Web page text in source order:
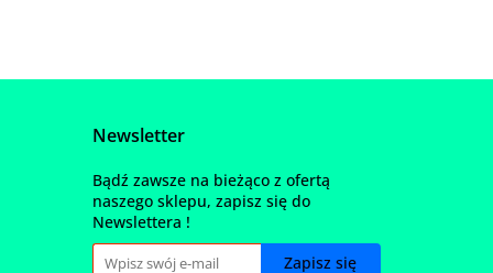
Newsletter
Bądź zawsze na bieżąco z ofertą
naszego sklepu, zapisz się do
Newslettera !